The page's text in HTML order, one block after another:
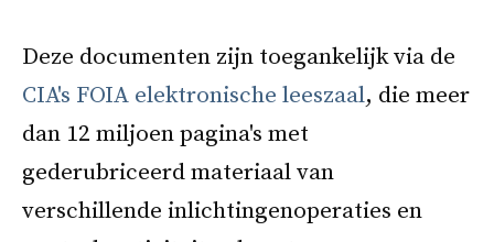
Deze documenten zijn toegankelijk via de
CIA's FOIA elektronische leeszaal, die meer
dan 12 miljoen pagina's met
gederubriceerd materiaal van
verschillende inlichtingenoperaties en